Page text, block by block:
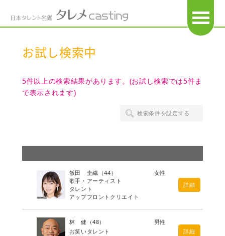
お試し検索中
5件以上の検索結果があります。(お試し検索では5件ま
で表示されます)
検索条件を設定する
飯田 圭織 （44）
女性
歌手・アーティスト
タレント
アップフロントクリエイト
詳細
林 健 （48）
男性
お笑いタレント
詳細